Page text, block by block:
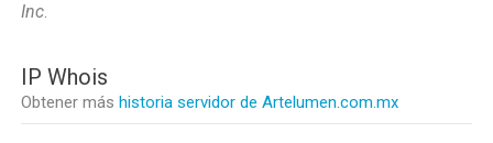
Inc.
IP Whois
Obtener más historia servidor de Artelumen.com.mx